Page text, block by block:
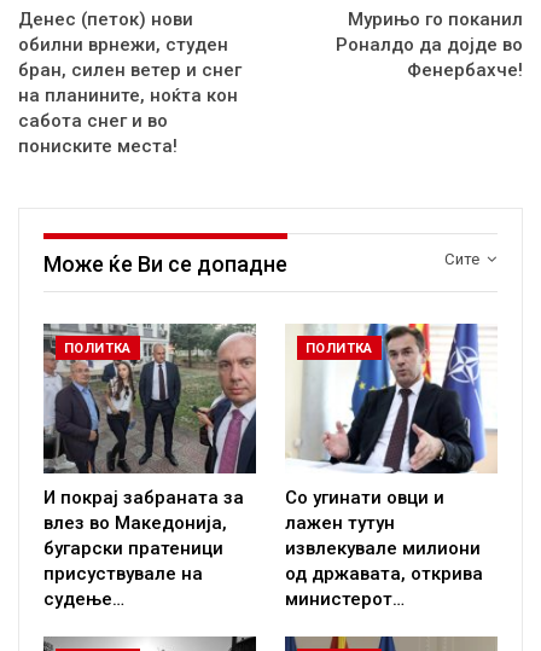
Денес (петок) нови
обилни врнежи, студен
бран, силен ветер и снег
на планините, ноќта кон
сабота снег и во
пониските места!
Мурињо го поканил
Роналдо да дојде во
Фенербахче!
Сите
Може ќе Ви се допадне
ПОЛИТКА
И покрај забраната за
влез во Македонија,
бугарски пратеници
присуствувале на
судење…
ПОЛИТКА
Со угинати овци и
лажен тутун
извлекувале милиони
од државата, открива
министерот…